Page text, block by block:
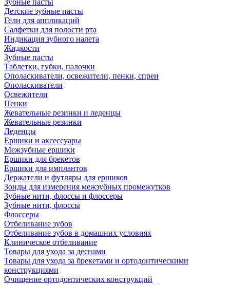
Зубные пасты
Детские зубные пасты
Гели для аппликаций
Салфетки для полости рта
Индикация зубного налета
Жидкости
Зубные пасты
Таблетки, губки, палочки
Ополаскиватели, освежители, пенки, спреи
Ополаскиватели
Освежители
Пенки
Жевательные резинки и леденцы
Жевательные резинки
Леденцы
Ершики и аксессуары
Межзубные ершики
Ершики для брекетов
Ершики для имплантов
Держатели и футляры для ершиков
Зонды для измерения межзубных промежутков
Зубные нити, флоссы и флоссеры
Зубные нити, флоссы
Флоссеры
Отбеливание зубов
Отбеливание зубов в домашних условиях
Клиническое отбеливание
Товары для ухода за деснами
Товары для ухода за брекетами и ортодонтическими
конструкциями
Очищение ортодонтических конструкций